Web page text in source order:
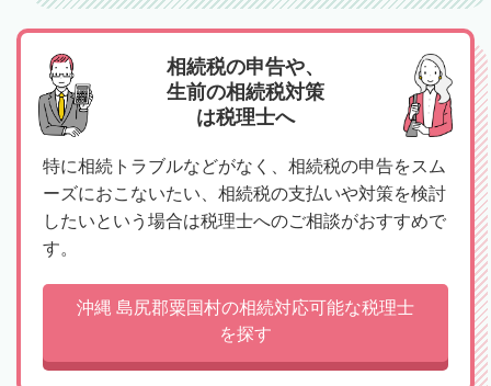
相続税の申告や、
生前の相続税対策
は税理士へ
特に相続トラブルなどがなく、相続税の申告をスム
ーズにおこないたい、相続税の支払いや対策を検討
したいという場合は税理士へのご相談がおすすめで
す。
沖縄 島尻郡粟国村の相続対応可能な税理士
を探す